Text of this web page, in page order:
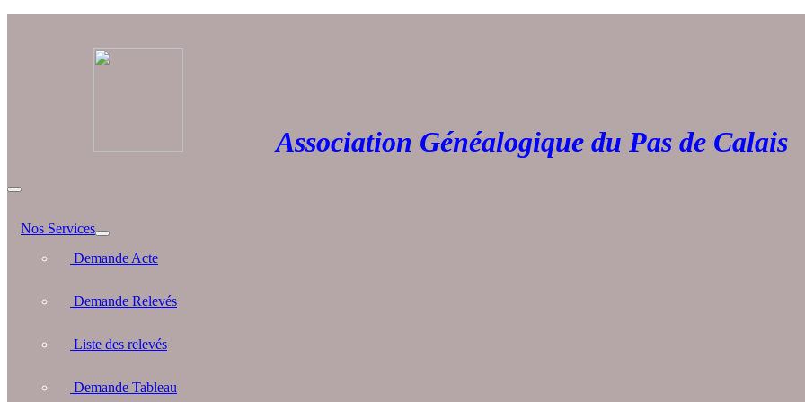
Association Généalogique du Pas de
Nos Services
Demande Acte
Demande Relevés
Liste des relevés
Demande Tableau